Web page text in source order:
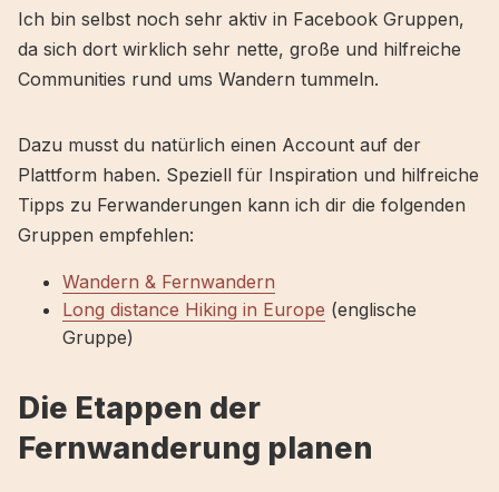
Ich bin selbst noch sehr aktiv in Facebook Gruppen,
da sich dort wirklich sehr nette, große und hilfreiche
Communities rund ums Wandern tummeln.
Dazu musst du natürlich einen Account auf der
Plattform haben. Speziell für Inspiration und hilfreiche
Tipps zu Ferwanderungen kann ich dir die folgenden
Gruppen empfehlen:
Wandern & Fernwandern
Long distance Hiking in Europe (englische
Gruppe)
Die Etappen der
Fernwanderung planen